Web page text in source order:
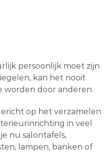
persoonlijk moet zijn
kan het nooit
worden door anderen.
op het verzamelen
in veel
nu salontafels,
lampen, banken of